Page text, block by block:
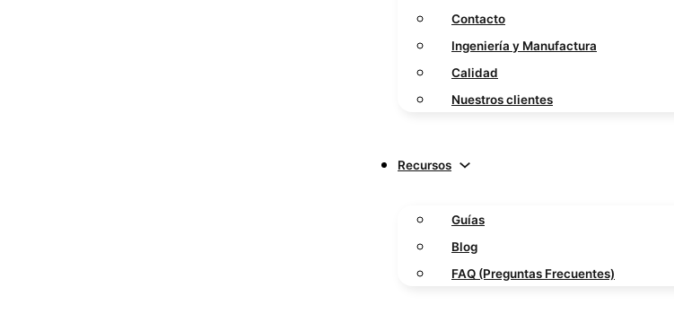
Contacto
Ingeniería y Manufactura
Calidad
Nuestros clientes
Recursos
Guías
Blog
FAQ (Preguntas Frecuentes)